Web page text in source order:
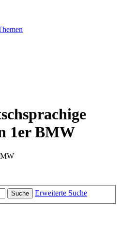
1er BMW
Suche Erweiterte Suche